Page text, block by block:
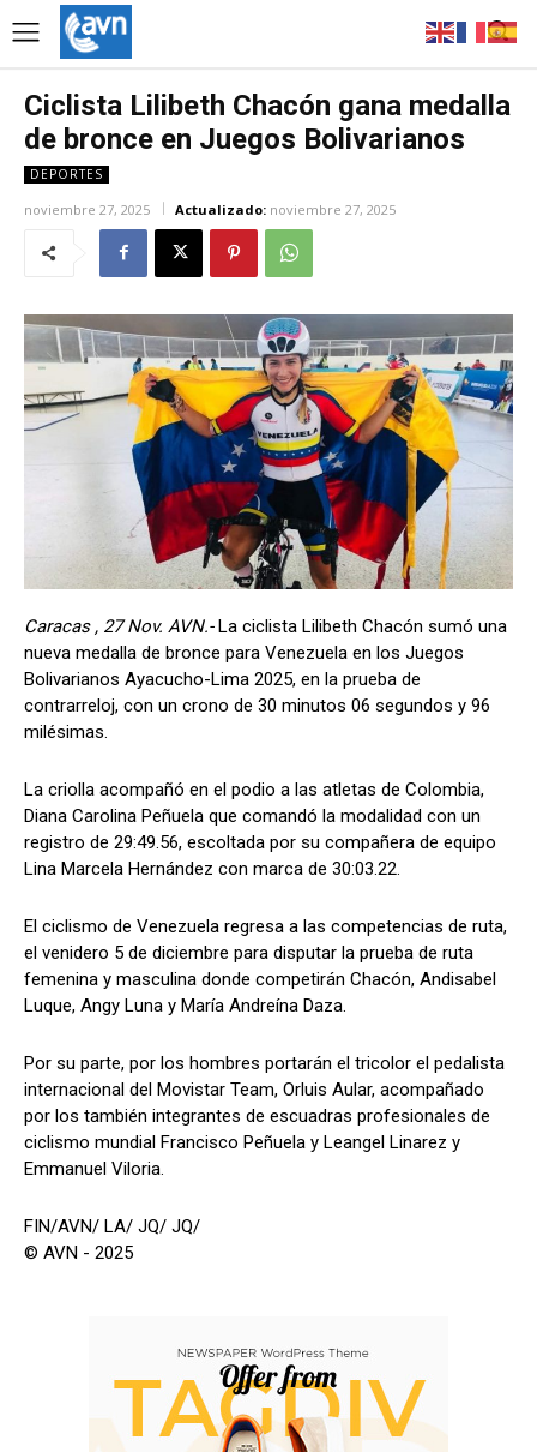
Ciclista Lilibeth Chacón gana medalla
de bronce en Juegos Bolivarianos
DEPORTES
noviembre 27, 2025 Actualizado: noviembre 27, 2025
Caracas , 27 Nov. AVN.- La ciclista Lilibeth Chacón sumó una
nueva medalla de bronce para Venezuela en los Juegos
Bolivarianos Ayacucho-Lima 2025, en la prueba de
contrarreloj, con un crono de 30 minutos 06 segundos y 96
milésimas.
La criolla acompañó en el podio a las atletas de Colombia,
Diana Carolina Peñuela que comandó la modalidad con un
registro de 29:49.56, escoltada por su compañera de equipo
Lina Marcela Hernández con marca de 30:03.22.
El ciclismo de Venezuela regresa a las competencias de ruta,
el venidero 5 de diciembre para disputar la prueba de ruta
femenina y masculina donde competirán Chacón, Andisabel
Luque, Angy Luna y María Andreína Daza.
Por su parte, por los hombres portarán el tricolor el pedalista
internacional del Movistar Team, Orluis Aular, acompañado
por los también integrantes de escuadras profesionales de
ciclismo mundial Francisco Peñuela y Leangel Linarez y
Emmanuel Viloria.
FIN/AVN/ LA/ JQ/ JQ/
© AVN - 2025